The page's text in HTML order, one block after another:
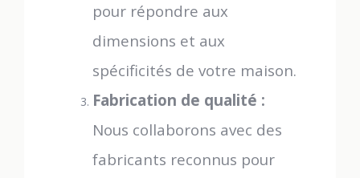
pour répondre aux
dimensions et aux
spécificités de votre maison.
Fabrication de qualité :
Nous collaborons avec des
fabricants reconnus pour